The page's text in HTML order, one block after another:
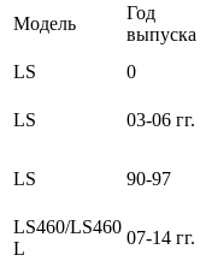
Модель
Год
выпуска
LS
0
LS
03-06 гг.
LS 90-97
LS460/LS460
L
07-14 гг.